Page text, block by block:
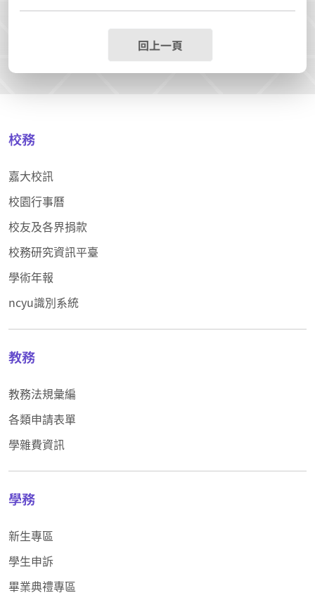
回上一頁
校務
嘉大校訊
校園行事曆
校友及各界捐款
校務研究資訊平臺
學術年報
ncyu識別系統
教務
教務法規彙編
各類申請表單
學雜費資訊
學務
新生專區
學生申訴
畢業典禮專區